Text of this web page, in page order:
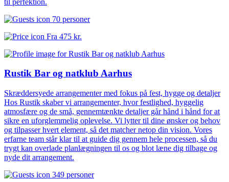
70 personer
Fra 475 kr.
Rustik Bar og natklub Aarhus
Skræddersyede arrangementer med fokus på fest, hygge og detaljer
Hos Rustik skaber vi arrangementer, hvor festlighed, hyggelig
atmosfære og de små, gennemtænkte detaljer går hånd i hånd for at
sikre en uforglemmelig oplevelse. Vi lytter til dine ønsker og behov
og tilpasser hvert element, så det matcher netop din vision. Vores
erfarne team står klar til at guide dig gennem hele processen, så du
trygt kan overlade planlægningen til os og blot læne dig tilbage og
nyde dit arrangement.
349 personer